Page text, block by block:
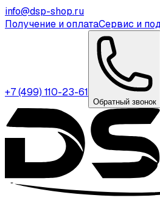
info@dsp-shop.ru
Получение и оплатаСервис и
+7 (499) 110-23-61
Обратный звонок